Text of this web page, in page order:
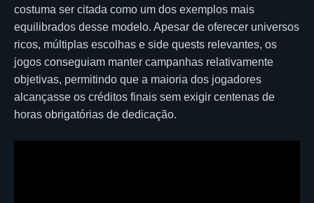
costuma ser citada como um dos exemplos mais
equilibrados desse modelo. Apesar de oferecer universos
ricos, múltiplas escolhas e side quests relevantes, os
jogos conseguiam manter campanhas relativamente
objetivas, permitindo que a maioria dos jogadores
alcançasse os créditos finais sem exigir centenas de
horas obrigatórias de dedicação.